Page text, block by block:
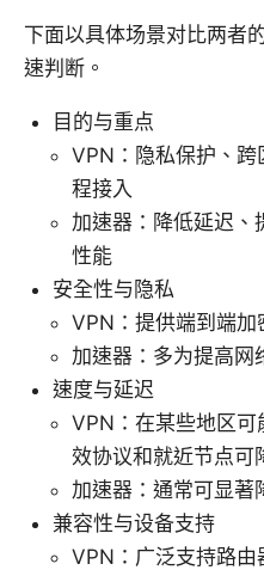
下面以具体场景对比两者
速判断。
目的与重点
VPN：隐私保护、跨
程接入
加速器：降低延迟、
性能
安全性与隐私
VPN：提供端到端加
加速器：多为提高网
速度与延迟
VPN：在某些地区可
效协议和就近节点可
加速器：通常可显著
兼容性与设备支持
VPN：广泛支持路由